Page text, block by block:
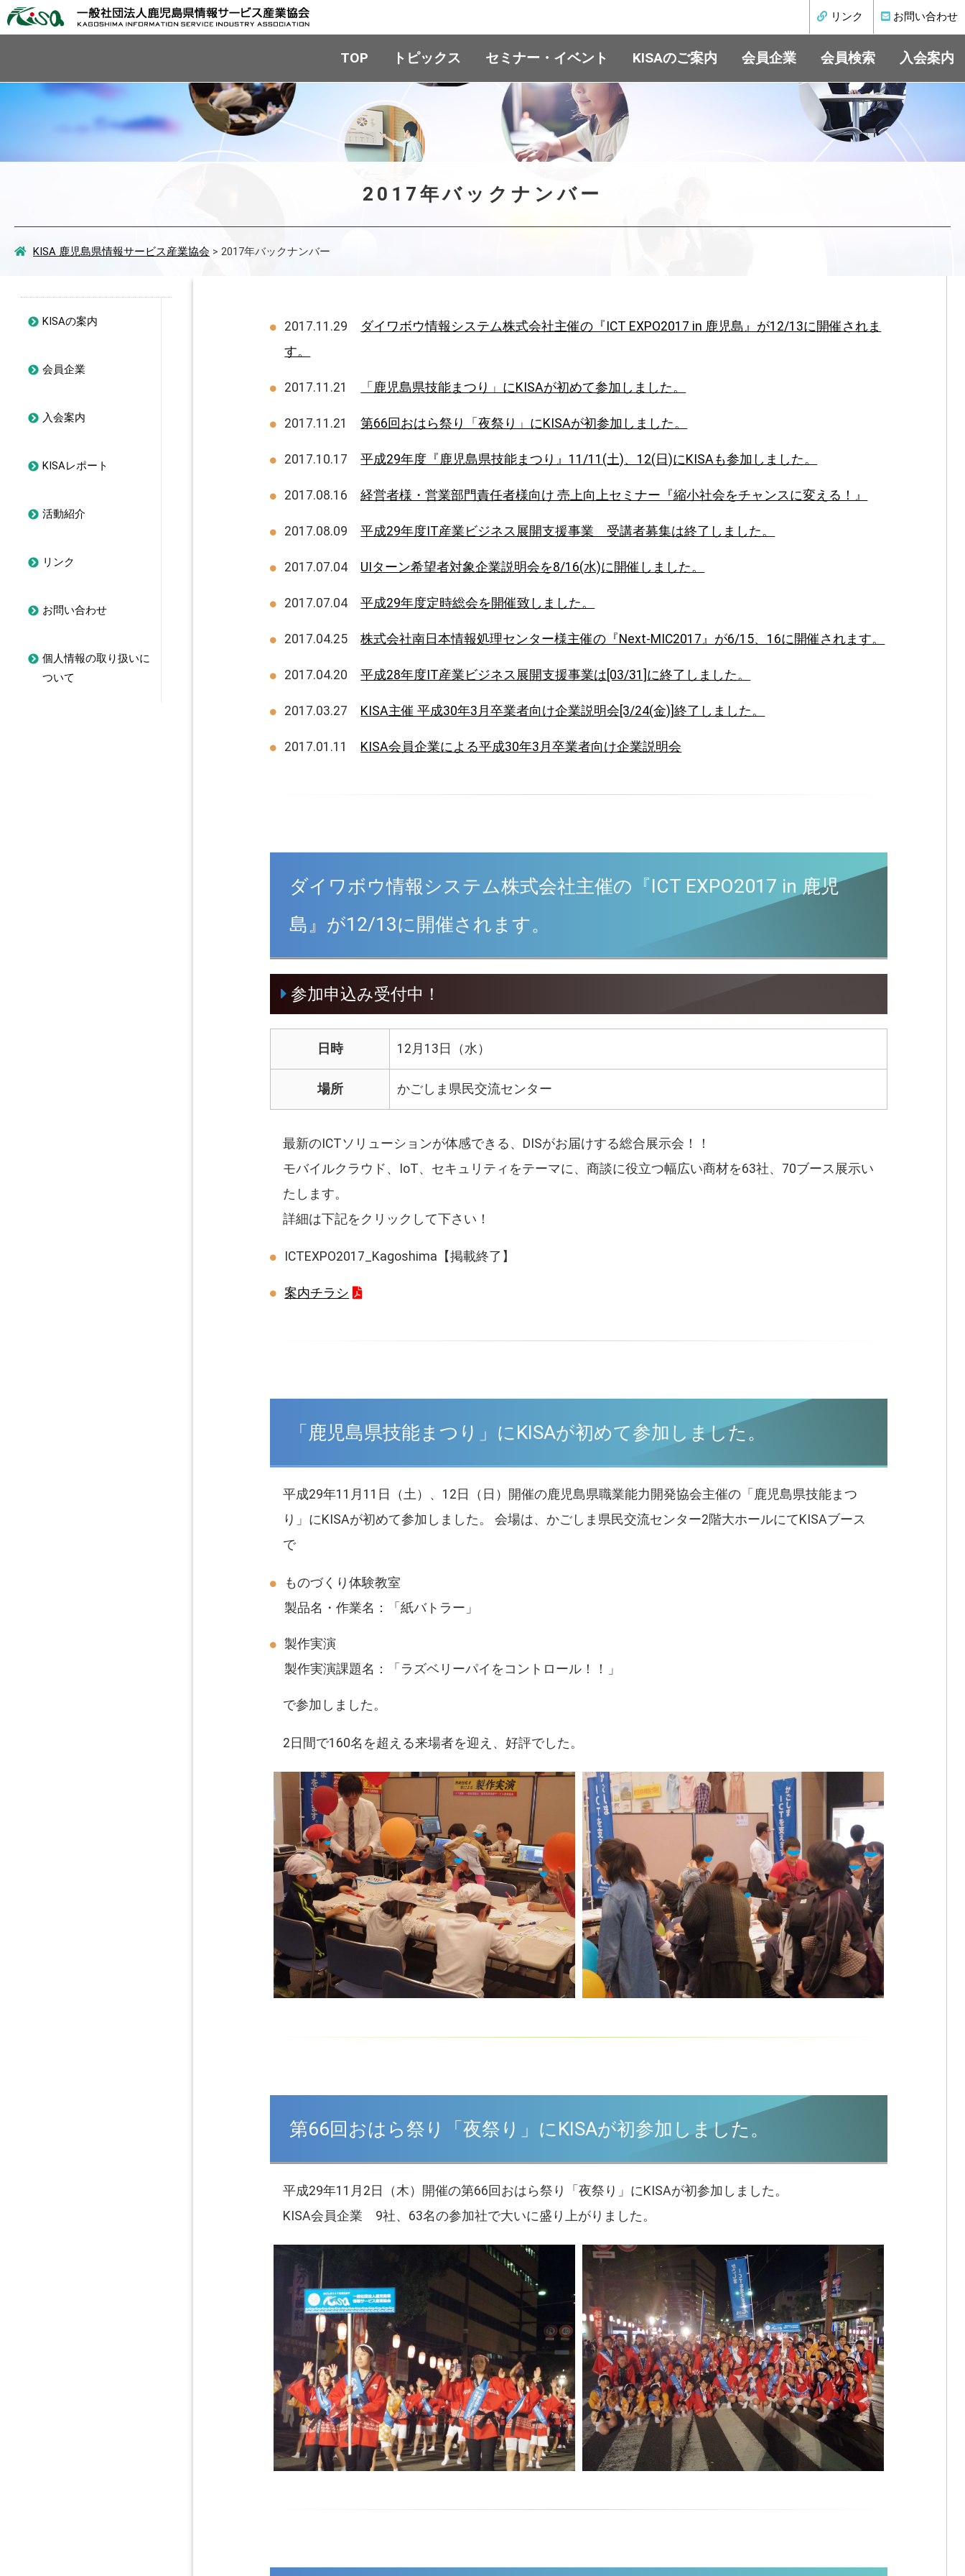
リンク お問い合わせ
TOP トピックス セミナー・イベント KISAのご案内 会員企業 会員検索 入会案内
2017年バックナンバー
KISA 鹿児島県情報サービス産業協会 > 2017年バックナンバー
2017.11.29 ダイワボウ情報システム株式会社主催の『ICT EXPO2017 in 鹿児島』が12/13に開催されま
す。
2017.11.21 「鹿児島県技能まつり」にKISAが初めて参加しました。
2017.11.21第66回おはら祭り「夜祭り」にKISAが初参加しました。
2017.10.17平成29年度『鹿児島県技能まつり』11/11(土)、12(日)にKISAも参加しました。
2017.08.16経営者様・営業部門責任者様向け 売上向上セミナー『縮小社会をチャンスに変える！』
2017.08.09平成29年度IT産業ビジネス展開支援事業 受講者募集は終了しました。
2017.07.04 UIターン希望者対象企業説明会を8/16(水)に開催しました。
2017.07.04平成29年度定時総会を開催致しました。
2017.04.25株式会社南日本情報処理センター様主催の『Next-MIC2017』が6/15、16に開催されます。
2017.04.20平成28年度IT産業ビジネス展開支援事業は[03/31]に終了しました。
2017.03.27 KISA主催 平成30年3月卒業者向け企業説明会[3/24(金)]終了しました。
2017.01.11 KISA会員企業による平成30年3月卒業者向け企業説明会
ダイワボウ情報システム株式会社主催の『ICT EXPO2017 in 鹿児
島』が12/13に開催されます。
参加申込み受付中！
日時 12月13日（水）
場所 かごしま県民交流センター
最新のICTソリューションが体感できる、DISがお届けする総合展示会！！
モバイルクラウド、IoT、セキュリティをテーマに、商談に役立つ幅広い商材を63社、70ブース展示い
たします。
詳細は下記をクリックして下さい！
ICTEXPO2017_Kagoshima【掲載終了】
案内チラシ
「鹿児島県技能まつり」にKISAが初めて参加しました。
平成29年11月11日（土）、12日（日）開催の鹿児島県職業能力開発協会主催の「鹿児島県技能まつ
り」にKISAが初めて参加しました。 会場は、かごしま県民交流センター2階大ホールにてKISAブース
で
ものづくり体験教室
製品名・作業名：「紙バトラー」
製作実演
製作実演課題名：「ラズベリーパイをコントロール！！」
で参加しました。
2日間で160名を超える来場者を迎え、好評でした。
第66回おはら祭り「夜祭り」にKISAが初参加しました。
平成29年11月2日（木）開催の第66回おはら祭り「夜祭り」にKISAが初参加しました。
KISA会員企業 9社、63名の参加社で大いに盛り上がりました。
KISAの案内
会員企業
入会案内
KISAレポート
活動紹介
リンク
お問い合わせ
個人情報の取り扱いに
ついて